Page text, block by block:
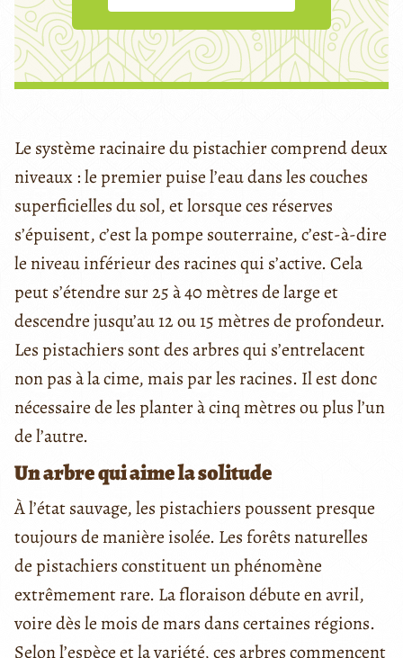
Le système racinaire du pistachier comprend deux
niveaux : le premier puise l’eau dans les couches
superficielles du sol, et lorsque ces réserves
s’épuisent, c’est la pompe souterraine, c’est-à-dire
le niveau inférieur des racines qui s’active. Cela
peut s’étendre sur 25 à 40 mètres de large et
descendre jusqu’au 12 ou 15 mètres de profondeur.
Les pistachiers sont des arbres qui s’entrelacent
non pas à la cime, mais par les racines. Il est donc
nécessaire de les planter à cinq mètres ou plus l’un
de l’autre.
Un arbre qui aime la solitude
À l’état sauvage, les pistachiers poussent presque
toujours de manière isolée. Les forêts naturelles
de pistachiers constituent un phénomène
extrêmement rare. La floraison débute en avril,
voire dès le mois de mars dans certaines régions.
Selon l’espèce et la variété, ces arbres commencent